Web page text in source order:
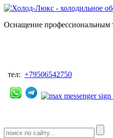
Оснащение профессиональным
тел: +79506542750